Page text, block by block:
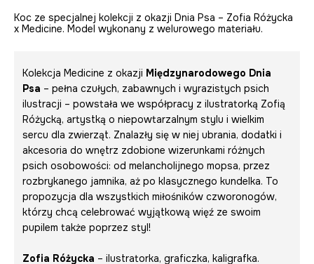
Koc ze specjalnej kolekcji z okazji Dnia Psa – Zofia Różycka
x Medicine. Model wykonany z welurowego materiału.
Kolekcja Medicine z okazji Międzynarodowego Dnia
Psa – pełna czułych, zabawnych i wyrazistych psich
ilustracji – powstała we współpracy z ilustratorką Zofią
Różycką, artystką o niepowtarzalnym stylu i wielkim
sercu dla zwierząt. Znalazły się w niej ubrania, dodatki i
akcesoria do wnętrz zdobione wizerunkami różnych
psich osobowości: od melancholijnego mopsa, przez
rozbrykanego jamnika, aż po klasycznego kundelka. To
propozycja dla wszystkich miłośników czworonogów,
którzy chcą celebrować wyjątkową więź ze swoim
pupilem także poprzez styl!
Zofia Różycka – ilustratorka, graficzka, kaligrafka.